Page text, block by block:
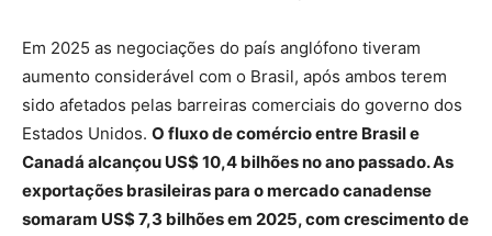
Em 2025 as negociações do país anglófono tiveram
aumento considerável com o Brasil, após ambos terem
sido afetados pelas barreiras comerciais do governo dos
Estados Unidos. O fluxo de comércio entre Brasil e
Canadá alcançou US$ 10,4 bilhões no ano passado. As
exportações brasileiras para o mercado canadense
somaram US$ 7,3 bilhões em 2025, com crescimento de